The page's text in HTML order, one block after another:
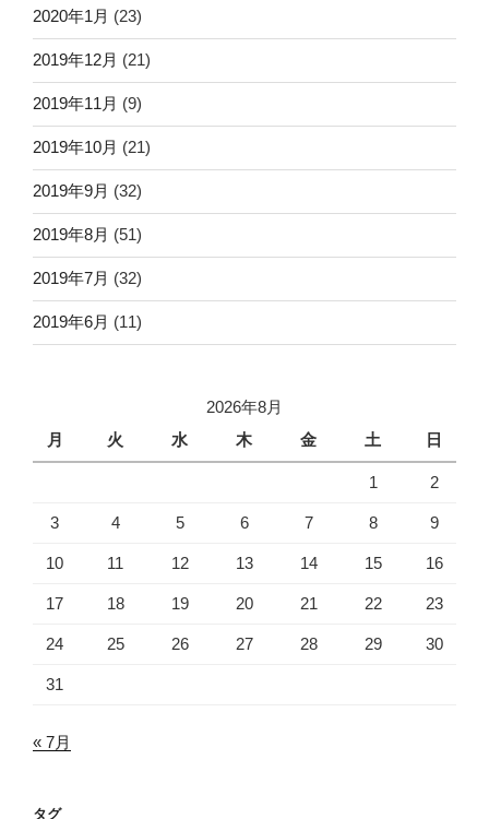
2020年1月 (23)
2019年12月 (21)
2019年11月 (9)
2019年10月 (21)
2019年9月 (32)
2019年8月 (51)
2019年7月 (32)
2019年6月 (11)
2026年8月
月
火 水 木 金 土 日
1 2
3 4 5 6 7 8 9
10 11 12 13 14 15 16
17 18 19 20 21 22 23
24 25 26 27 28 29 30
31
« 7月
タグ